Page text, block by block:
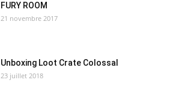
FURY ROOM
21 novembre 2017
Unboxing Loot Crate Colossal
23 juillet 2018